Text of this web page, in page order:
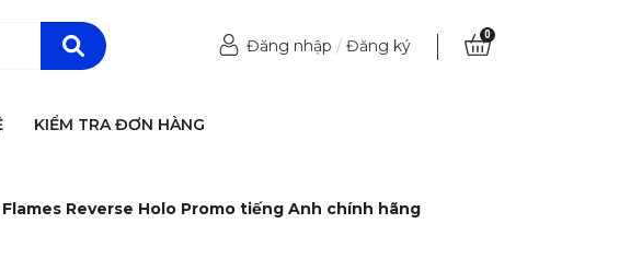
Đăng nhập / Đăng ký
0
KIỂM TRA ĐƠN HÀNG
Reverse Holo Promo tiếng Anh chính hãng